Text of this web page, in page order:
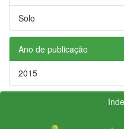
Solo
Ano de publicação
2015